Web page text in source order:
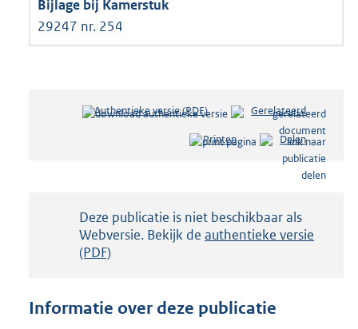
29247 nr. 254
Authentieke versie (PDF)b
s
d
g
t
Gerelateerd
Printen Delen
Notificatie:
Deze publicatie is niet beschikbaar als
Webversie. Bekijk de authentieke versie
(PDF)
Informatie over deze publicatie